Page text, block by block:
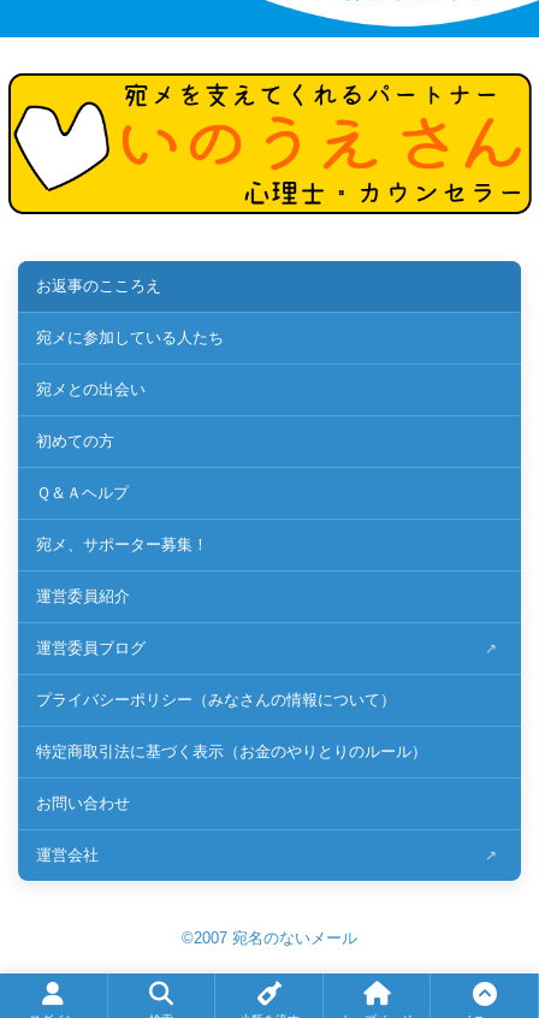
お返事のこころえ
宛メに参加している人たち
宛メとの出会い
初めての方
Ｑ＆Ａヘルプ
宛メ、サポーター募集！
運営委員紹介
運営委員ブログ
プライバシーポリシー（みなさんの情報について）
特定商取引法に基づく表示（お金のやりとりのルール）
お問い合わせ
運営会社
©2007 宛名のないメール